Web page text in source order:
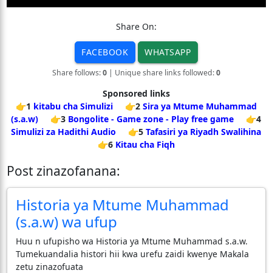
Share On:
FACEBOOK WHATSAPP
Share follows:0| Unique share links followed:0
Sponsored links
👉1 kitabu cha Simulizi 👉2 Sira ya Mtume Muhammad
(s.a.w)
👉3 Bongolite - Game zone - Play free game
👉4
Simulizi za Hadithi Audio
👉5 Tafasiri ya Riyadh Swalihina
👉6 Kitau cha Fiqh
Post zinazofanana:
Historia ya Mtume Muhammad
(s.a.w) wa ufup
Huu n ufupisho wa Historia ya Mtume Muhammad s.a.w.
Tumekuandalia histori hii kwa urefu zaidi kwenye Makala
zetu zinazofuata